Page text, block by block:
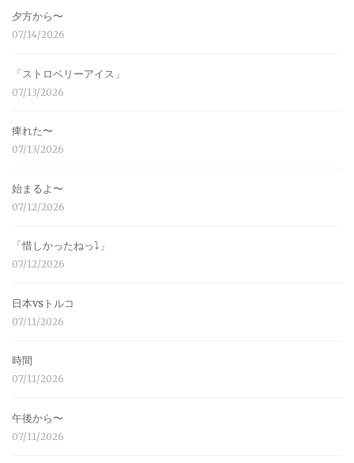
夕方から〜
07/14/2026
「ストロベリーアイス」
07/13/2026
痺れた〜
07/13/2026
始まるよ〜
07/12/2026
「惜しかったねっ⤵︎」
07/12/2026
日本vsトルコ
07/11/2026
時間
07/11/2026
午後から〜
07/11/2026